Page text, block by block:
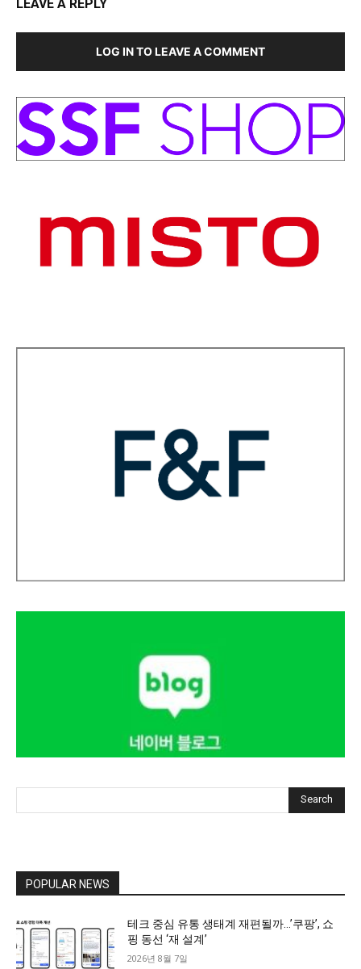
LEAVE A REPLY
LOG IN TO LEAVE A COMMENT
Search
POPULAR NEWS
테크 중심 유통 생태계 재편될까…’쿠팡’, 쇼
핑 동선 ‘재 설계’
2026년 8월 7일